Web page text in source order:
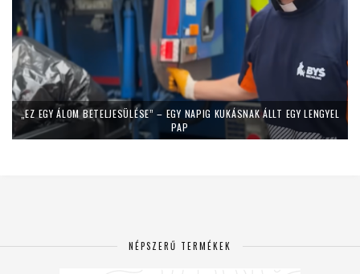
„EZ EGY ÁLOM BETELJESÜLÉSE” – EGY NAPIG KUKÁSNAK ÁLLT EGY LENGYEL
PAP
NÉPSZERŰ TERMÉKEK